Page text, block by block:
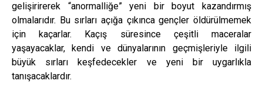
gelişirirerek “anormalliğe” yeni bir boyut kazandırmış
olmalarıdır. Bu sırları açığa çıkınca gençler öldürülmemek
için kaçarlar. Kaçış süresince çeşitli maceralar
yaşayacaklar, kendi ve dünyalarının geçmişleriyle ilgili
büyük sırları keşfedecekler ve yeni bir uygarlıkla
tanışacaklardır.